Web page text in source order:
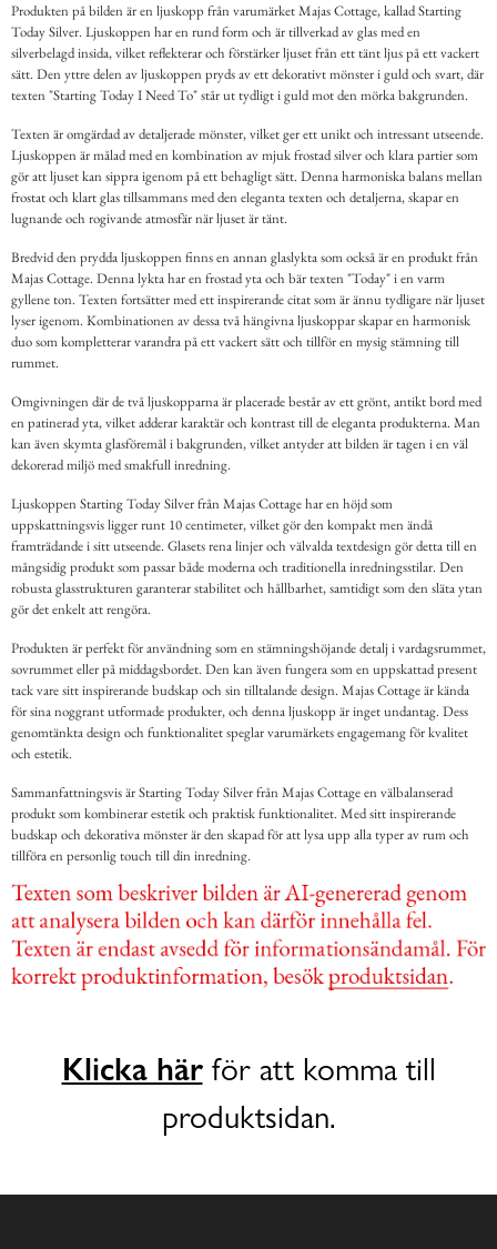
Produkten på bilden är en ljuskopp från varumärket Majas Cottage, kallad Starting
Today Silver. Ljuskoppen har en rund form och är tillverkad av glas med en
silverbelagd insida, vilket reflekterar och förstärker ljuset från ett tänt ljus på ett vackert
sätt. Den yttre delen av ljuskoppen pryds av ett dekorativt mönster i guld och svart, där
texten "Starting Today I Need To" står ut tydligt i guld mot den mörka bakgrunden.
Texten är omgärdad av detaljerade mönster, vilket ger ett unikt och intressant utseende.
Ljuskoppen är målad med en kombination av mjuk frostad silver och klara partier som
gör att ljuset kan sippra igenom på ett behagligt sätt. Denna harmoniska balans mellan
frostat och klart glas tillsammans med den eleganta texten och detaljerna, skapar en
lugnande och rogivande atmosfär när ljuset är tänt.
Bredvid den prydda ljuskoppen finns en annan glaslykta som också är en produkt från
Majas Cottage. Denna lykta har en frostad yta och bär texten "Today" i en varm
gyllene ton. Texten fortsätter med ett inspirerande citat som är ännu tydligare när ljuset
lyser igenom. Kombinationen av dessa två hängivna ljuskoppar skapar en harmonisk
duo som kompletterar varandra på ett vackert sätt och tillför en mysig stämning till
rummet.
Omgivningen där de två ljuskopparna är placerade består av ett grönt, antikt bord med
en patinerad yta, vilket adderar karaktär och kontrast till de eleganta produkterna. Man
kan även skymta glasföremål i bakgrunden, vilket antyder att bilden är tagen i en väl
dekorerad miljö med smakfull inredning.
Ljuskoppen Starting Today Silver från Majas Cottage har en höjd som
uppskattningsvis ligger runt 10 centimeter, vilket gör den kompakt men ändå
framträdande i sitt utseende. Glasets rena linjer och välvalda textdesign gör detta till en
mångsidig produkt som passar både moderna och traditionella inredningsstilar. Den
robusta glasstrukturen garanterar stabilitet och hållbarhet, samtidigt som den släta ytan
gör det enkelt att rengöra.
Produkten är perfekt för användning som en stämningshöjande detalj i vardagsrummet,
sovrummet eller på middagsbordet. Den kan även fungera som en uppskattad present
tack vare sitt inspirerande budskap och sin tilltalande design. Majas Cottage är kända
för sina noggrant utformade produkter, och denna ljuskopp är inget undantag. Dess
genomtänkta design och funktionalitet speglar varumärkets engagemang för kvalitet
och estetik.
Sammanfattningsvis är Starting Today Silver från Majas Cottage en välbalanserad
produkt som kombinerar estetik och praktisk funktionalitet. Med sitt inspirerande
budskap och dekorativa mönster är den skapad för att lysa upp alla typer av rum och
tillföra en personlig touch till din inredning.
Klicka härför att komma till
produktsidan.